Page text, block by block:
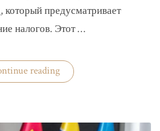
который предусматривает
налогов. Этот …
reading«Комитет
ВР
налогов»